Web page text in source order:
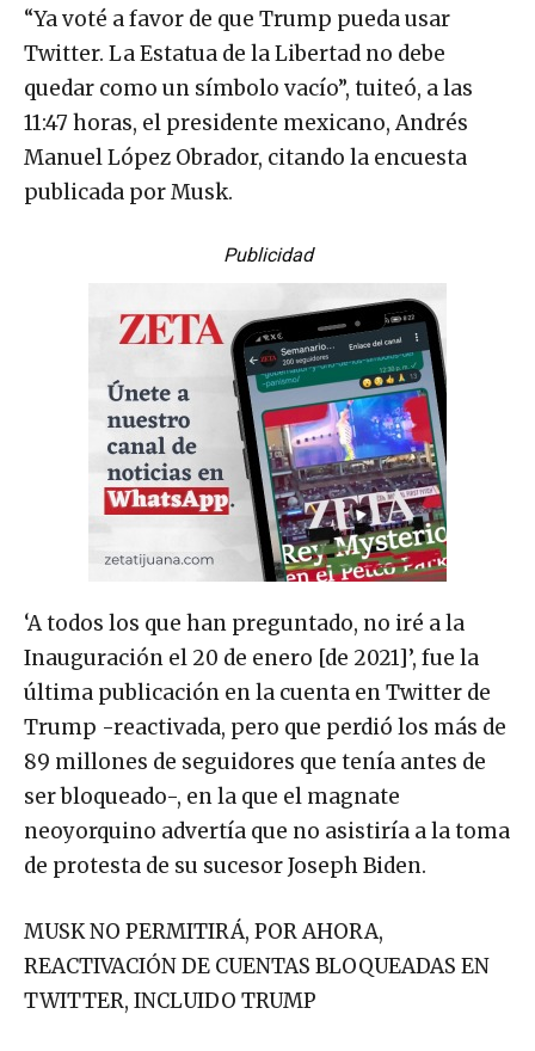
“Ya voté a favor de que Trump pueda usar
Twitter. La Estatua de la Libertad no debe
quedar como un símbolo vacío”, tuiteó, a las
11:47 horas, el presidente mexicano, Andrés
Manuel López Obrador, citando la encuesta
publicada por Musk.
Publicidad
‘A todos los que han preguntado, no iré a la
Inauguración el 20 de enero [de 2021]’, fue la
última publicación en la cuenta en Twitter de
Trump -reactivada, pero que perdió los más de
89 millones de seguidores que tenía antes de
ser bloqueado-, en la que el magnate
neoyorquino advertía que no asistiría a la toma
de protesta de su sucesor Joseph Biden.
MUSK NO PERMITIRÁ, POR AHORA,
REACTIVACIÓN DE CUENTAS BLOQUEADAS EN
TWITTER, INCLUIDO TRUMP